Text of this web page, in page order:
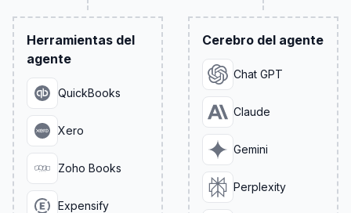
Herramientas del
agente
QuickBooks
Xero
Zoho Books
Expensify
Cerebro del agente
Chat GPT
Claude
Gemini
Perplexity